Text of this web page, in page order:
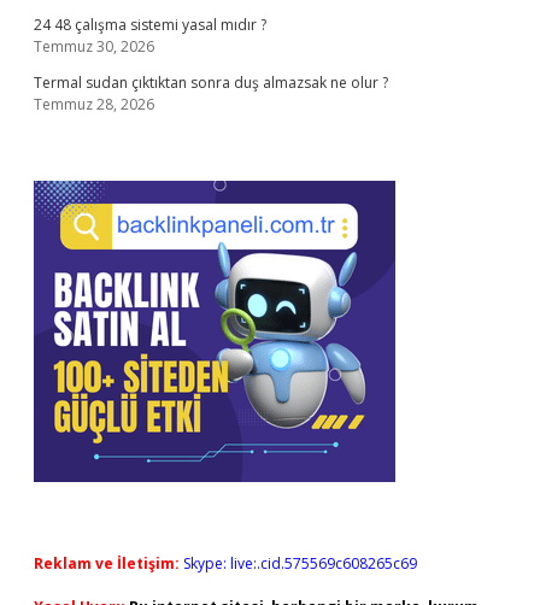
24 48 çalışma sistemi yasal mıdır ?
Temmuz 30, 2026
Termal sudan çıktıktan sonra duş almazsak ne olur ?
Temmuz 28, 2026
Reklam ve İletişim: Skype: live:.cid.575569c608265c69